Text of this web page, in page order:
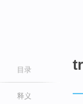
目录
释义